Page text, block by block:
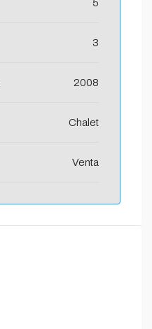
5
3
2008
Chalet
Venta